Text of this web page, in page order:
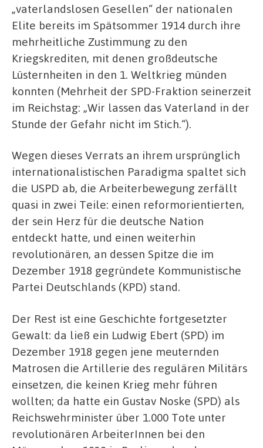
„vaterlandslosen Gesellen“ der nationalen
Elite bereits im Spätsommer 1914 durch ihre
mehrheitliche Zustimmung zu den
Kriegskrediten, mit denen großdeutsche
Lüsternheiten in den 1. Weltkrieg münden
konnten (Mehrheit der SPD-Fraktion seinerzeit
im Reichstag: „Wir lassen das Vaterland in der
Stunde der Gefahr nicht im Stich.“).
Wegen dieses Verrats an ihrem ursprünglich
internationalistischen Paradigma spaltet sich
die USPD ab, die Arbeiterbewegung zerfällt
quasi in zwei Teile: einen reformorientierten,
der sein Herz für die deutsche Nation
entdeckt hatte, und einen weiterhin
revolutionären, an dessen Spitze die im
Dezember 1918 gegründete Kommunistische
Partei Deutschlands (KPD) stand.
Der Rest ist eine Geschichte fortgesetzter
Gewalt: da ließ ein Ludwig Ebert (SPD) im
Dezember 1918 gegen jene meuternden
Matrosen die Artillerie des regulären Militärs
einsetzen, die keinen Krieg mehr führen
wollten; da hatte ein Gustav Noske (SPD) als
Reichswehrminister über 1.000 Tote unter
revolutionären ArbeiterInnen bei den